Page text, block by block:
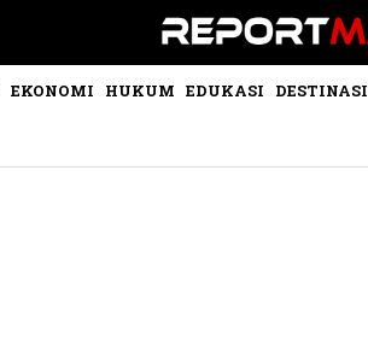
EKONOMI HUKUM EDUKASI DESTINASI